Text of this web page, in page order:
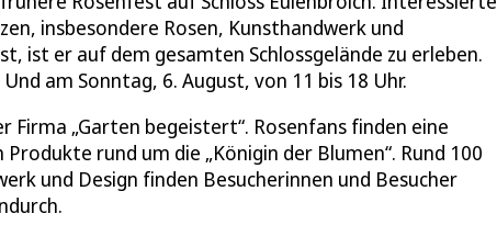
insbesondere Rosen, Kunsthandwerk und
ist er auf dem gesamten Schlossgelände zu erleben.
am Sonntag, 6. August, von 11 bis 18 Uhr.
„Garten begeistert“. Rosenfans finden eine
rund um die „Königin der Blumen“. Rund 100
und Design finden Besucherinnen und Besucher